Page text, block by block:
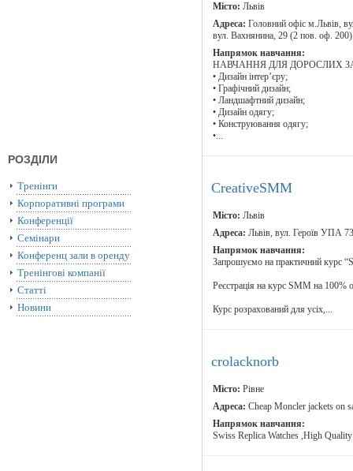
РОЗДІЛИ
Тренінги
Корпоративні програми
Конференції
Семінари
Конференц зали в оренду
Тренінгові компанії
Статті
Новини
Місто: Львів
Адреса: Головний офіс м.Львів,
вул. Вахнянина, 29 (2 пов. оф. 200)
Напрямок навчання:
НАВЧАННЯ ДЛЯ ДОРОСЛИХ
• Дизайн інтер’єру;
• Графічний дизайн;
• Ландшафтний дизайн;
• Дизайн одягу;
• Конструювання одягу;
•...
CreativeSMM
Місто: Львів
Адреса: Львів, вул. Героїв УПА 73
Напрямок навчання:
Запрошуємо на практичний курс
Реєстрація на курс SMM на
Курс розрахований для усіх,...
crolacknorb
Місто: Рівне
Адреса: Cheap Moncler jackets on
Напрямок навчання:
Swiss Replica Watches ,High